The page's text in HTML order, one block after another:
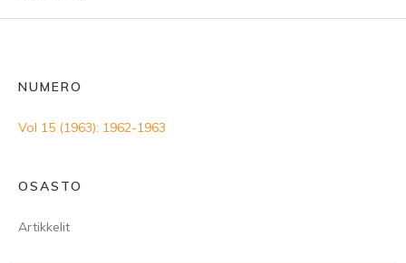
NUMERO
Vol 15 (1963): 1962-1963
OSASTO
Artikkelit